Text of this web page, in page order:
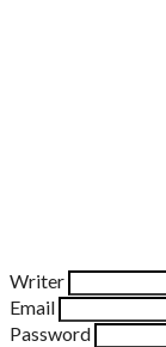
Writer
Email
Password